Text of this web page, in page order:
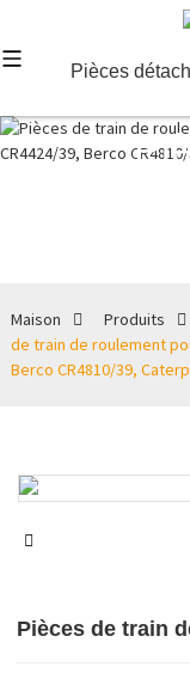
Pièces
Maison Produits
de train de roulement
Berco CR4810/39,
Pièces de train